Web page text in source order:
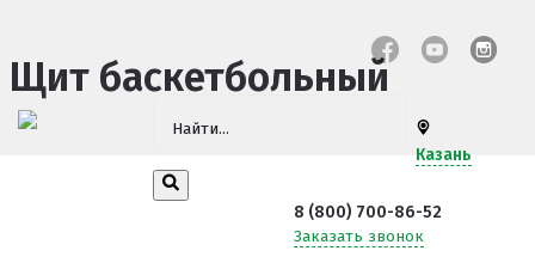
Казань
8 (800) 700-86-52
Заказать звонок
Щит баскетбольный